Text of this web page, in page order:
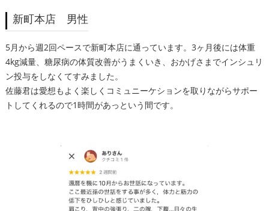
新町本店 男性
5月から週2回ペースで新町本店に通っています。3ヶ月後には体重
4kg減量、糖尿病の体質改善がうまくいき、おかげさまでインシュリ
ン投与をしなくてすみました。
佐藤君は愛想もよく楽しくコミュニーケションを取りながらサポー
トしてくれるので1時間があっという間です。